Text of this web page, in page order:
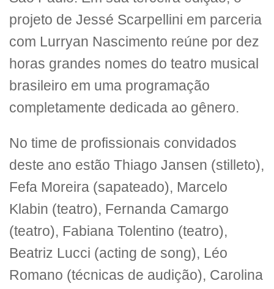
projeto de Jessé Scarpellini em parceria
com Lurryan Nascimento reúne por dez
horas grandes nomes do teatro musical
brasileiro em uma programação
completamente dedicada ao gênero.
No time de profissionais convidados
deste ano estão Thiago Jansen (stilleto),
Fefa Moreira (sapateado), Marcelo
Klabin (teatro), Fernanda Camargo
(teatro), Fabiana Tolentino (teatro),
Beatriz Lucci (acting de song), Léo
Romano (técnicas de audição), Carolina